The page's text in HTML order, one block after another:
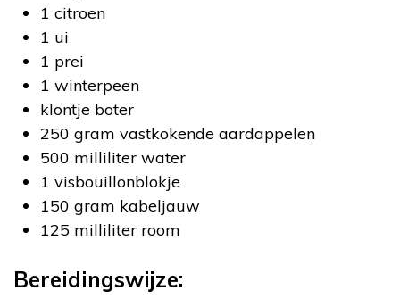
1 citroen
1 ui
1 prei
1 winterpeen
klontje boter
250 gram vastkokende aardappelen
500 milliliter water
1 visbouillonblokje
150 gram kabeljauw
125 milliliter room
Bereidingswijze: